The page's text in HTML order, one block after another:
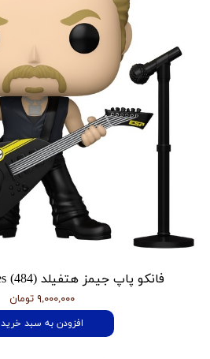
فانکو پاپ جیمز هتفیلد Metallica - James (484)
۹,۰۰۰,۰۰۰ تومان
افزودن به سبد خرید